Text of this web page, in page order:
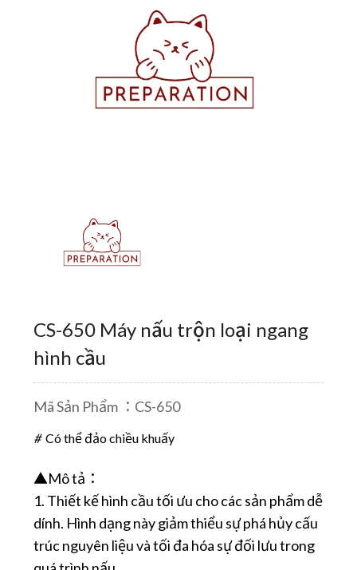
CS-650 Máy nấu trộn loại ngang
hình cầu
Mã Sản Phẩm ：CS-650
Có thể đảo chiều khuấy
▲Mô tả：
1. Thiết kế hình cầu tối ưu cho các sản phẩm dễ
dính. Hình dạng này giảm thiểu sự phá hủy cấu
trúc nguyên liệu và tối đa hóa sự đối lưu trong